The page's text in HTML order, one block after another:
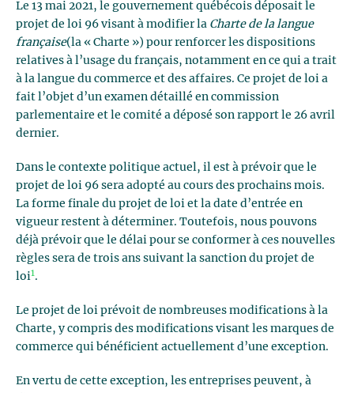
Le 13 mai 2021, le gouvernement québécois déposait le
projet de loi 96 visant à modifier la Charte de la langue
française(la « Charte ») pour renforcer les dispositions
relatives à l’usage du français, notamment en ce qui a trait
à la langue du commerce et des affaires. Ce projet de loi a
fait l’objet d’un examen détaillé en commission
parlementaire et le comité a déposé son rapport le 26 avril
dernier.
Dans le contexte politique actuel, il est à prévoir que le
projet de loi 96 sera adopté au cours des prochains mois.
La forme finale du projet de loi et la date d’entrée en
vigueur restent à déterminer. Toutefois, nous pouvons
déjà prévoir que le délai pour se conformer à ces nouvelles
règles sera de trois ans suivant la sanction du projet de
loi1 .
Le projet de loi prévoit de nombreuses modifications à la
Charte, y compris des modifications visant les marques de
commerce qui bénéficient actuellement d’une exception.
En vertu de cette exception, les entreprises peuvent, à